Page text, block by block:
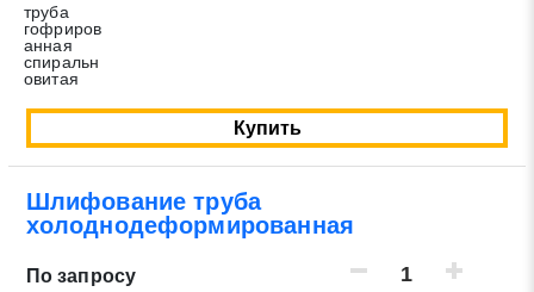
труба
гофриров
анная
спиральн
овитая
Купить
Шлифование труба
холоднодеформированная
По запросу